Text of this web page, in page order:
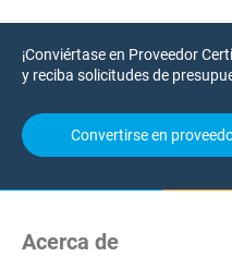
¡Conviértase en Proveedor
y reciba solicitudes de
Convertirse en
Acerca de